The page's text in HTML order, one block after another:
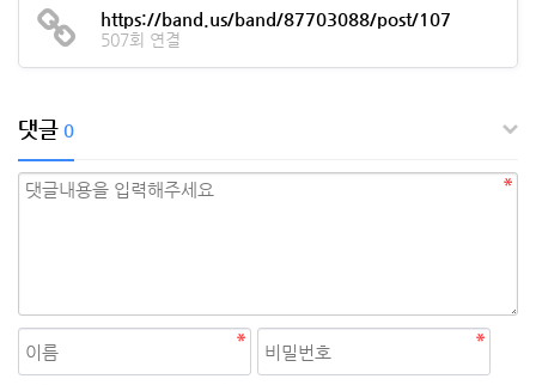
https://band.us/band/87703088/post/107
507회 연결
댓글 0